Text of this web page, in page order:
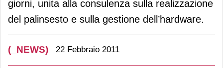
giorni, unita alla consulenza sulla realizzazione
del palinsesto e sulla gestione dell’hardware.
(_NEWS) 22 Febbraio 2011